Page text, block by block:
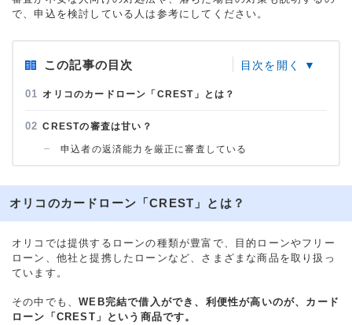
で、申込を検討している人は参考にしてください。
この記事の目次
オリコのカードローン「CREST」とは？
CRESTの審査は甘い？
申込者の返済能力を厳正に審査している
オリコのカードローン「CREST」とは？
オリコでは提供するローンの種類が豊富で、目的ローンやフリー
ローン、他社と提携したローンなど、さまざまな商品を取り扱っ
ています。
その中でも、WEB完結で借入ができ、利便性が高いのが、カード
ローン「CREST」という商品です。